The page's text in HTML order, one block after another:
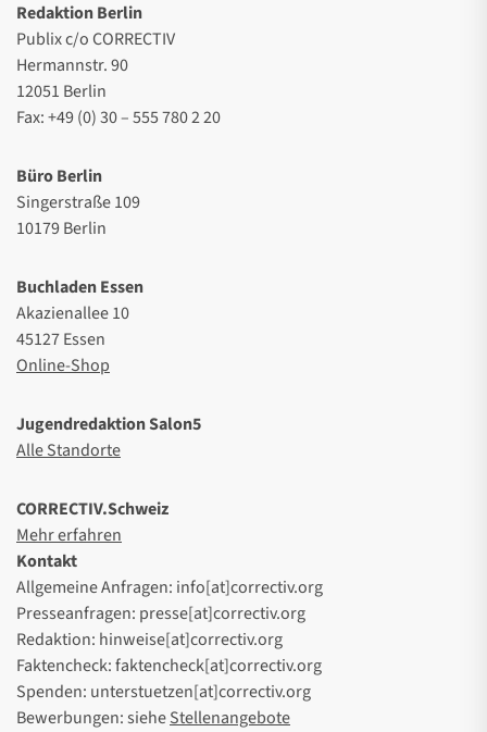
Redaktion Berlin
Publix c/o CORRECTIV
Hermannstr. 90
12051 Berlin
Fax: +49 (0) 30 – 555 780 2 20
Büro Berlin
Singerstraße 109
10179 Berlin
Buchladen Essen
Akazienallee 10
45127 Essen
Online-Shop
Jugendredaktion Salon5
Alle Standorte
CORRECTIV.Schweiz
Mehr erfahren
Kontakt
Allgemeine Anfragen: info[at]correctiv.org
Presseanfragen: presse[at]correctiv.org
Redaktion: hinweise[at]correctiv.org
Faktencheck: faktencheck[at]correctiv.org
Spenden: unterstuetzen[at]correctiv.org
Bewerbungen: sieheStellenangebote